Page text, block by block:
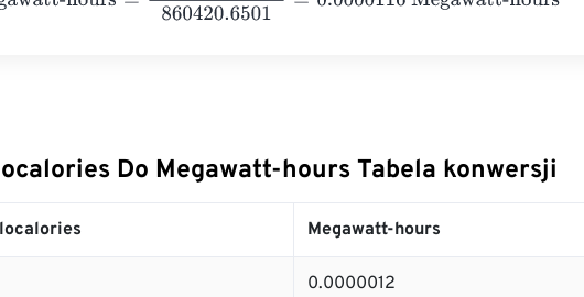
Do Megawatt-hours Tabela konwersji
Megawatt-hours
0.0000012